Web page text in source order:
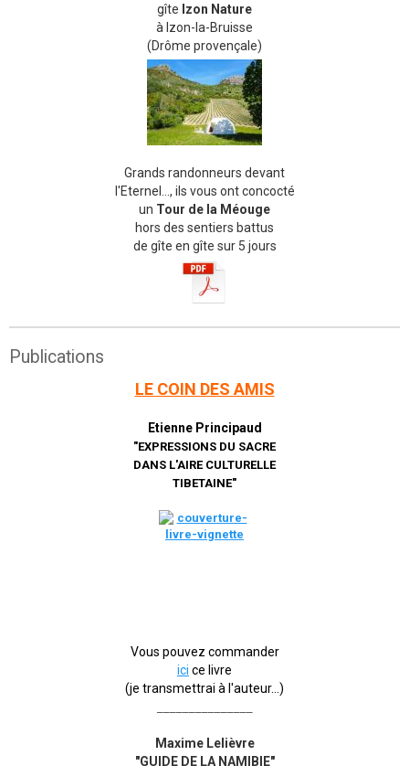
gîte Izon Nature
à Izon-la-Bruisse
(Drôme provençale)
Grands randonneurs devant
l'Eternel..., ils vous ont concocté
un Tour de la Méouge
hors des sentiers battus
de gîte en gîte sur 5 jours
Publications
LE COIN DES AMIS
Etienne Principaud
"EXPRESSIONS DU SACRE
DANS L'AIRE CULTURELLE
TIBETAINE"
Vous pouvez commander
ici ce livre
(je transmettrai à l'auteur...)
Maxime Lelièvre
"GUIDE DE LA NAMIBIE"